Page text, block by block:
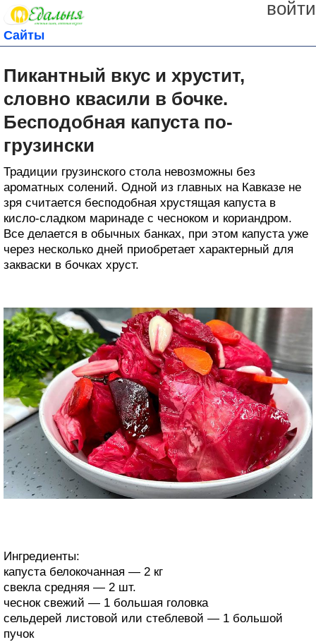
войти
Сайты
Пикантный вкус и хрустит,
словно квасили в бочке.
Бесподобная капуста по-
грузински
Традиции грузинского стола невозможны без
ароматных солений. Одной из главных на Кавказе не
зря считается бесподобная хрустящая капуста в
кисло-сладком маринаде с чесноком и кориандром.
Все делается в обычных банках, при этом капуста уже
через несколько дней приобретает характерный для
закваски в бочках хруст.
Ингредиенты:
капуста белокочанная — 2 кг
свекла средняя — 2 шт.
чеснок свежий — 1 большая головка
сельдерей листовой или стеблевой — 1 большой
пучок